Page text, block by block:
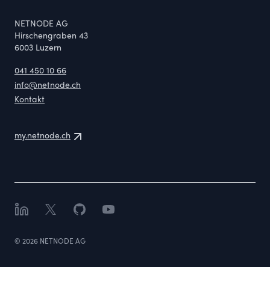
NETNODE AG
Hirschengraben 43
6003 Luzern
041 450 10 66
info@netnode.ch
Kontakt
my.netnode.ch
LinkedIn
X GitHubYouTube
© 2026 NETNODE AG